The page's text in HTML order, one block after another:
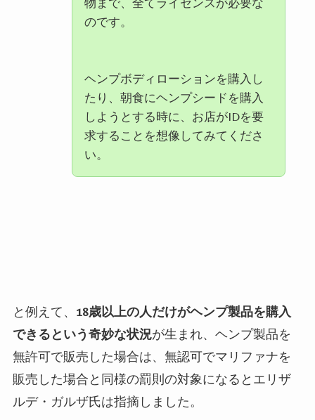
物まで、全てライセンスが必要な
のです。
ヘンプボディローションを購入し
たり、朝食にヘンプシードを購入
しようとする時に、お店がIDを要
求することを想像してみてくださ
い。
と例えて、 18歳以上の人だけがヘンプ製品を購入
できるという奇妙な状況が生まれ、ヘンプ製品を
無許可で販売した場合は、無認可でマリファナを
販売した場合と同様の罰則の対象になるとエリザ
ルデ・ガルザ氏は指摘しました。